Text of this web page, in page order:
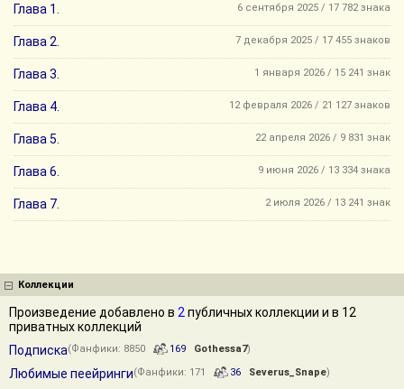
Глава 1. 6 сентября 2025 / 17 782 знака
Глава 2. 7 декабря 2025 / 17 455 знаков
Глава 3. 1 января 2026 / 15 241 знак
Глава 4. 12 февраля 2026 / 21 127 знаков
Глава 5. 22 апреля 2026 / 9 831 знак
Глава 6. 9 июня 2026 / 13 334 знака
Глава 7. 2 июля 2026 / 13 241 знак
Коллекции
Произведение добавлено в 2 публичных коллекции и в 12
приватных коллекций
Подписка(Фанфики: 8850 169 Gothessa7)
Любимые пеейринги(Фанфики: 171 36 Severus_Snape)